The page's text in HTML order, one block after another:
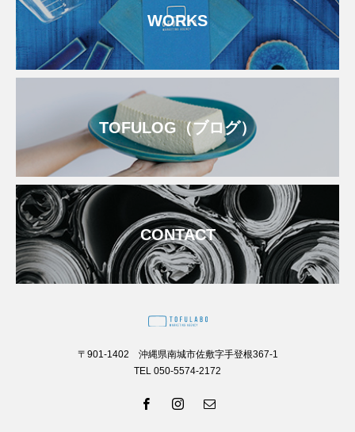
WORKS
TOFULOG（ブログ）
CONTACT
〒901-1402 沖縄県南城市佐敷字手登根367-1
TEL 050-5574-2172